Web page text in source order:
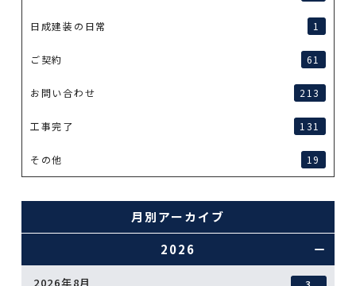
日成建装の日常 1
ご契約 61
お問い合わせ 213
工事完了 131
その他 19
月別アーカイブ
2026
2026年8月